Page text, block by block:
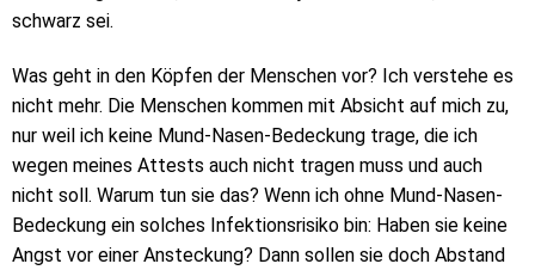
schwarz sei.
Was geht in den Köpfen der Menschen vor? Ich verstehe es
nicht mehr. Die Menschen kommen mit Absicht auf mich zu,
nur weil ich keine Mund-Nasen-Bedeckung trage, die ich
wegen meines Attests auch nicht tragen muss und auch
nicht soll. Warum tun sie das? Wenn ich ohne Mund-Nasen-
Bedeckung ein solches Infektionsrisiko bin: Haben sie keine
Angst vor einer Ansteckung? Dann sollen sie doch Abstand